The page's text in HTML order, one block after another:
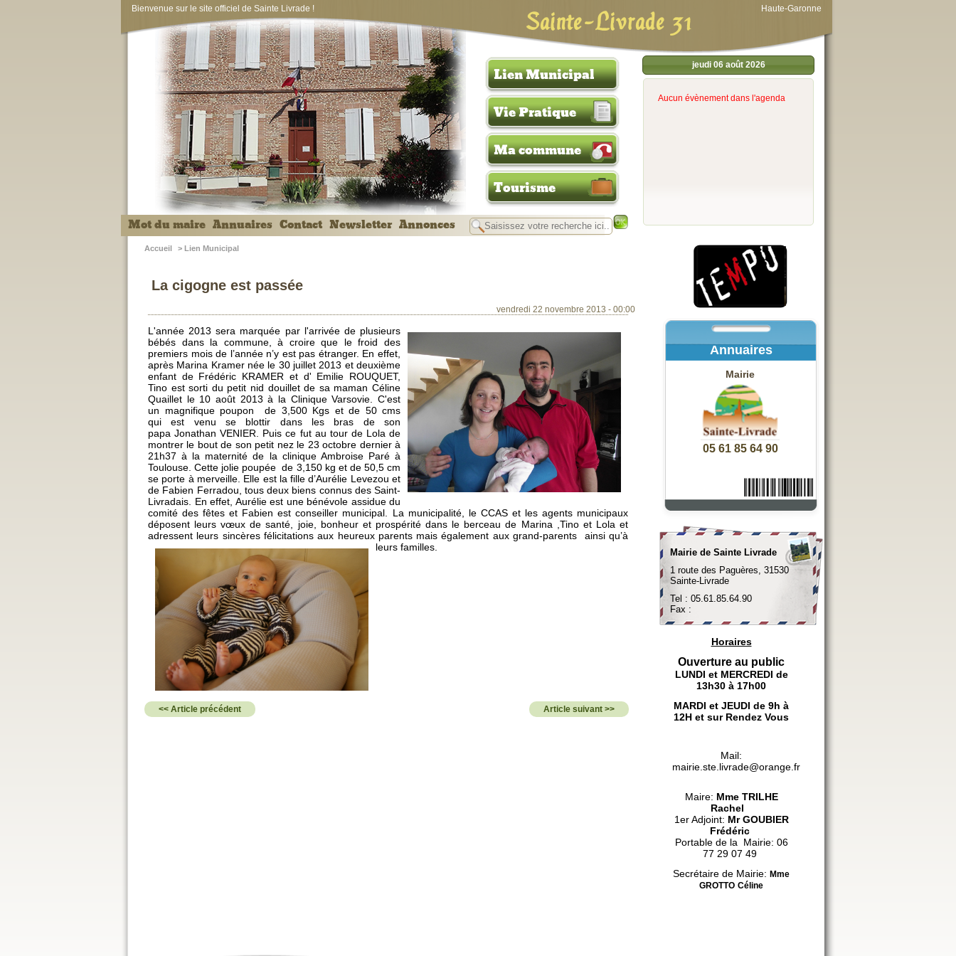
Bienvenue sur le site officiel de Sainte Livrade ! Sainte-Livrade 31 Haute-Garonne
Mot du maire Annuaires Contact Newsletter Annonces
Lien Municipal
Vie Pratique
Ma commune
Tourisme
jeudi 06 août 2026
Aucun évènement dans l'agenda
Accueil > Lien Municipal
La cigogne est passée
vendredi 22 novembre 2013 - 00:00
L'année 2013 sera marquée par l'arrivée de plusieurs
bébés dans la commune, à croire que le froid des
premiers mois de l’année n’y est pas étranger. En effet,
après Marina Kramer née le 30 juillet 2013 et deuxième
enfant de Frédéric KRAMER et d' Emilie ROUQUET,
Tino est sorti du petit nid douillet de sa maman Céline
Quaillet le 10 août 2013 à la Clinique Varsovie. C'est
un magnifique poupon de 3,500 Kgs et de 50 cms
qui est venu se blottir dans les bras de son
papa Jonathan VENIER. Puis ce fut au tour de Lola de
montrer le bout de son petit nez le 23 octobre dernier à
21h37 à la maternité de la clinique Ambroise Paré à
Toulouse. Cette jolie poupée de 3,150 kg et de 50,5 cm
se porte à merveille. Elle est la fille d’Aurélie Levezou et
de Fabien Ferradou, tous deux biens connus des Saint-
Livradais. En effet, Aurélie est une bénévole assidue du
comité des fêtes et Fabien est conseiller municipal. La municipalité, le CCAS et les agents municipaux
déposent leurs vœux de santé, joie, bonheur et prospérité dans le berceau de Marina ,Tino et Lola et
adressent leurs sincères félicitations aux heureux parents mais également aux grand-parents ainsi qu’à
leurs familles.
<< Article précédent Article suivant >>
Annuaires
Mairie
05 61 85 64 90
Mairie de Sainte Livrade
1 route des Paguères, 31530
Sainte-Livrade
Tel : 05.61.85.64.90
Fax :
Horaires
Ouverture au public
LUNDI et MERCREDI de
13h30 à 17h00
MARDI et JEUDI de 9h à
12H et sur Rendez Vous
Mail:
mairie.ste.livrade@orange.fr
Maire: Mme TRILHE
Rachel
1er Adjoint: Mr GOUBIER
Frédéric
Portable de la Mairie: 06
77 29 07 49
Secrétaire de Mairie: Mme
GROTTO Céline